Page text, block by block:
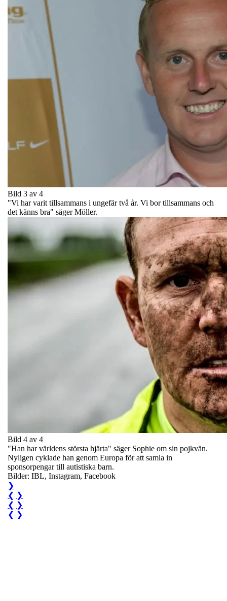
Bild 3 av 4
"Vi har varit tillsammans i ungefär två år. Vi bor tillsammans och
det känns bra" säger Möller.
Bild 4 av 4
"Han har världens största hjärta" säger Sophie om sin pojkvän.
Nyligen cyklade han genom Europa för att samla in
sponsorpengar till autistiska barn.
Bilder: IBL, Instagram, Facebook
❯
❮ ❯
❮ ❯
❮ ❯